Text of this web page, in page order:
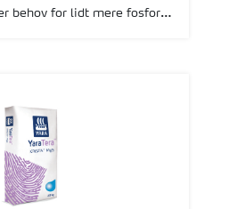
behov for lidt mere fosfor